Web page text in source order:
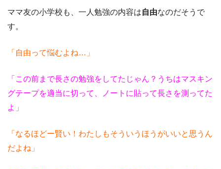
ママ友の小学校も、一人勉強の内容は自由なのだそうで
す。
「自由って悩むよね…」
「この前まで長さの勉強をしてたじゃん？うちはマスキン
グテープを適当に切って、ノートに貼って長さを測ってた
よ」
「なるほどー賢い！わたしもそういうほうがいいと思うん
だよね」